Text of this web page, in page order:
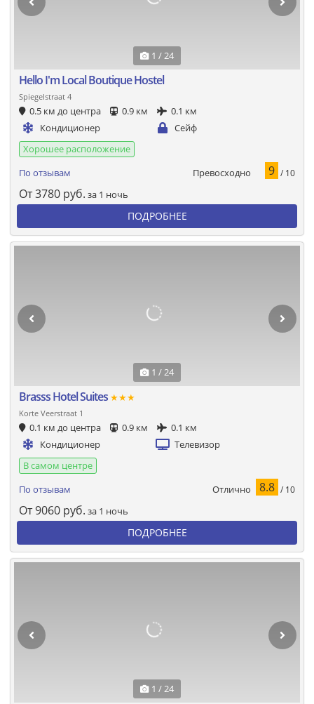
1 / 24
Hello I'm Local Boutique Hostel
Spiegelstraat 4
0.5 км до центра 0.9 км
0.1 км
Кондиционер
Сейф
Хорошее расположение
По отзывам
Превосходно 9 / 10
От3780 руб. за 1 ночь
ПОДРОБНЕЕ
1 / 24
Brasss Hotel Suites ★★★
Korte Veerstraat 1
0.1 км до центра 0.9 км
0.1 км
Кондиционер
Телевизор
В самом центре
По отзывам
Отлично 8.8 / 10
От9060 руб. за 1 ночь
ПОДРОБНЕЕ
1 / 24